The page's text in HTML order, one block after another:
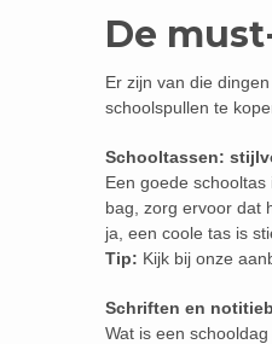
De
Er zijn van die
schoolspullen te
Schooltassen:
Een goede
bag, zorg ervoor dat
ja, een coole tas is
Tip: Kijk bij onze
Schriften en
Wat is een